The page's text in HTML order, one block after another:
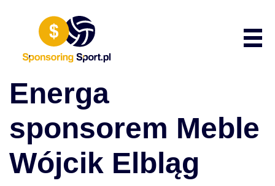
Energa
sponsorem Meble
Wójcik Elbląg